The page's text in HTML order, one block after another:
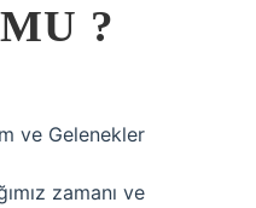
?
ve Gelenekler
zamanı ve